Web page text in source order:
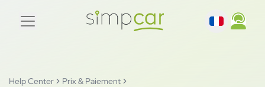
Help Center
Prix & Paiement